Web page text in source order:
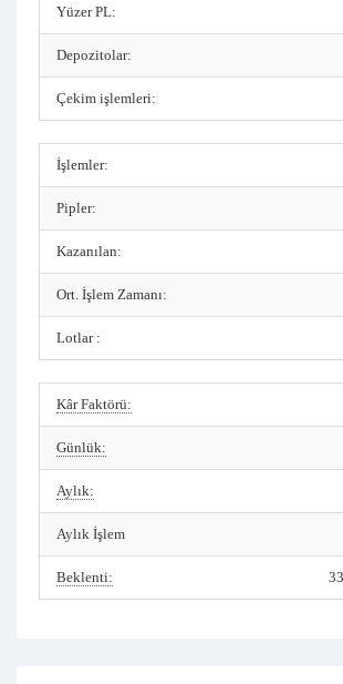
Yüzer PL:
Depozitolar:
Çekim işlemleri:
İşlemler:
Pipler:
Kazanılan:
Ort. İşlem Zamanı:
Lotlar :
Kâr Faktörü:
Günlük:
Aylık:
Aylık İşlem
Beklenti: